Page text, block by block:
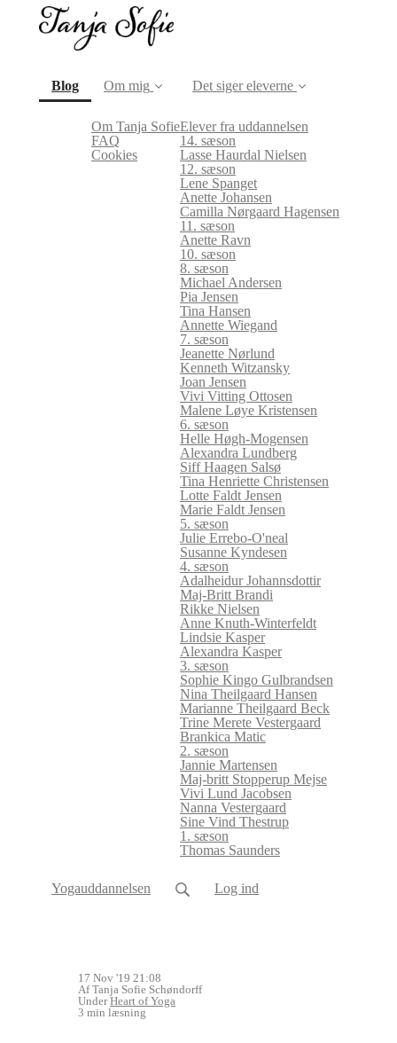
Blog(current)
Om mig
Om Tanja Sofie
FAQ
Cookies
Det siger eleverne
Elever fra uddannelsen
14. sæson
Lasse Haurdal Nielsen
12. sæson
Lene Spanget
Anette Johansen
Camilla Nørgaard Hagensen
11. sæson
Anette Ravn
10. sæson
8. sæson
Michael Andersen
Pia Jensen
Tina Hansen
Annette Wiegand
7. sæson
Jeanette Nørlund
Kenneth Witzansky
Joan Jensen
Vivi Vitting Ottosen
Malene Løye Kristensen
6. sæson
Helle Høgh-Mogensen
Alexandra Lundberg
Siff Haagen Salsø
Tina Henriette Christensen
Lotte Faldt Jensen
Marie Faldt Jensen
5. sæson
Julie Errebo-O'neal
Susanne Kyndesen
4. sæson
Adalheidur Johannsdottir
Maj-Britt Brandi
Rikke Nielsen
Anne Knuth-Winterfeldt
Lindsie Kasper
Alexandra Kasper
3. sæson
Sophie Kingo Gulbrandsen
Nina Theilgaard Hansen
Marianne Theilgaard Beck
Trine Merete Vestergaard
Brankica Matic
2. sæson
Jannie Martensen
Maj-britt Stopperup Mejse
Vivi Lund Jacobsen
Nanna Vestergaard
Sine Vind Thestrup
1. sæson
Thomas Saunders
Yogauddannelsen Log ind
17 Nov '19 21:08
Af Tanja Sofie Schøndorff
UnderHeart of Yoga
3 min læsning